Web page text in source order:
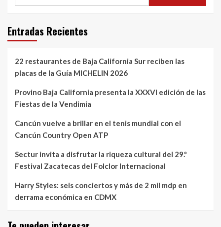
Entradas Recientes
22 restaurantes de Baja California Sur reciben las
placas de la Guía MICHELIN 2026
Provino Baja California presenta la XXXVI edición de las
Fiestas de la Vendimia
Cancún vuelve a brillar en el tenis mundial con el
Cancún Country Open ATP
Sectur invita a disfrutar la riqueza cultural del 29.º
Festival Zacatecas del Folclor Internacional
Harry Styles: seis conciertos y más de 2 mil mdp en
derrama económica en CDMX